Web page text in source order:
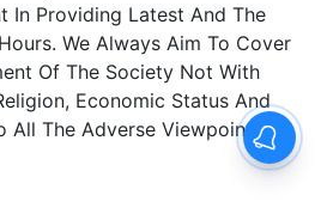
In Providing Latest And The
We Always Aim To Cover
Of The Society Not With
Economic Status And
All The Adverse Viewpoints.